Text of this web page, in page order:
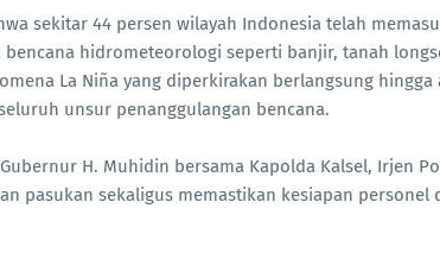
sekitar 44 persen wilayah Indonesia telah
bencana hidrometeorologi seperti banjir, tanah
La Niña yang diperkirakan berlangsung hingga
unsur penanggulangan bencana.
H. Muhidin bersama Kapolda Kalsel, Irjen
pasukan sekaligus memastikan kesiapan personel